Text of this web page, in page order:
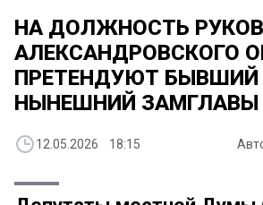
НА ДОЛЖНОСТЬ
АЛЕКСАНДРОВСКОГО
ПРЕТЕНДУЮТ БЫВШИЙ
НЫНЕШНИЙ ЗАМГЛАВЫ
12.05.2026 18:15